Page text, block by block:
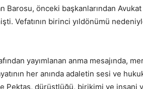
Barosu, önceki başkanlarından
Vefatının birinci yıldönümü
yayımlanan anma mesajında,
her anında adaletin sesi ve
Pektaş, dürüstlüğü, birikimi ve insani